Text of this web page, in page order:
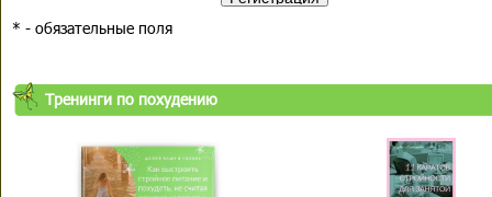
* - обязательные поля
Тренинги по похудению